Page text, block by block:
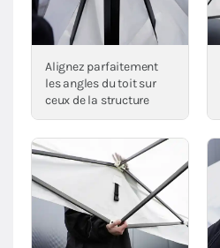
Alignez parfaitement
les angles du toit sur
ceux de la structure